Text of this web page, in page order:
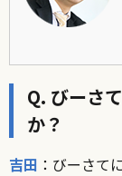
Q. びーさ
か？
吉田 ：びーさて